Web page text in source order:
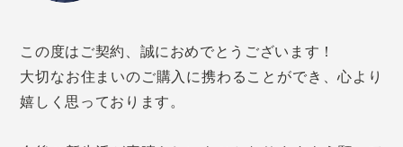
この度はご契約、誠におめでとうございます！
大切なお住まいのご購入に携わることができ、心より
嬉しく思っております。